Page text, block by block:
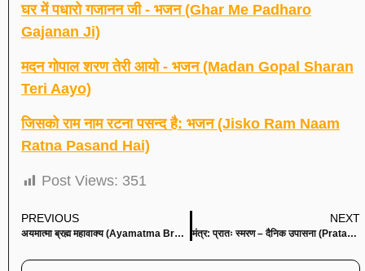
घर में पधारो गजानन जी - भजन (Ghar Me Padharo
Gajanan Ji)
मदन गोपाल शरण तेरी आयो - भजन (Madan Gopal Sharan
Teri Aayo)
जिसको राम नाम रटना पसन्द है: भजन (Jisko Ram Naam
Ratna Pasand Hai)
Post Views: 351
PREVIOUS
अयमात्मा ब्रह्म महावाक्य (Ayamatma Brahma)
NEXT
मंत्र: प्रातः स्मरण – दैनिक उपासना (Pratah Smaran Dainik Upasana)